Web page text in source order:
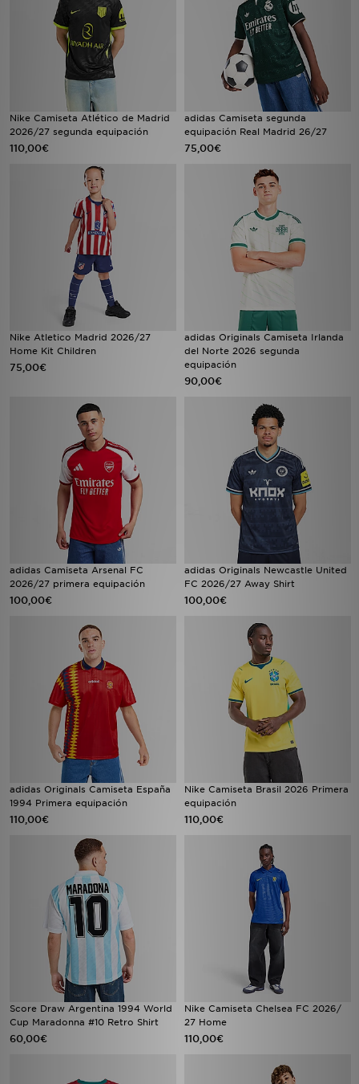
Nike Camiseta Atlético de Madrid
2026/27 segunda equipación
110,00€
adidas Camiseta segunda
equipación Real Madrid 26/27
75,00€
Nike Atletico Madrid 2026/27
Home Kit Children
75,00€
adidas Originals Camiseta Irlanda
del Norte 2026 segunda
equipación
90,00€
adidas Camiseta Arsenal FC
2026/27 primera equipación
100,00€
adidas Originals Newcastle United
FC 2026/27 Away Shirt
100,00€
adidas Originals Camiseta España
1994 Primera equipación
110,00€
Nike Camiseta Brasil 2026 Primera
equipación
110,00€
Score Draw Argentina 1994 World
Cup Maradonna #10 Retro Shirt
60,00€
Nike Camiseta Chelsea FC 2026/
27 Home
110,00€